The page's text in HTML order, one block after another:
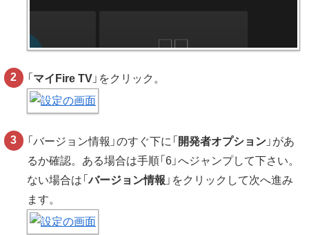
「 マイFire TV 」をクリック。
「バージョン情報」のすぐ下に「 開発者オプション 」があ
るか確認。ある場合は手順「6」へジャンプして下さい。
ない場合は「バージョン情報 」をクリックして次へ進み
ます。